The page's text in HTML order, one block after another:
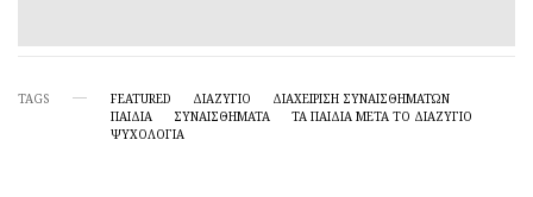
TAGS FEATURED ΔΙΑΖΥΓΙΟ
ΔΙΑΧΕΊΡΙΣΗ ΣΥΝΑΙΣΘΗΜΆΤΩΝ
ΠΑΙΔΙΆ
ΣΥΝΑΙΣΘΗΜΑΤΑ
ΤΑ ΠΑΙΔΙΆ ΜΕΤΆ ΤΟ ΔΙΑΖΎΓΙΟ
ΨΥΧΟΛΟΓΙΑ